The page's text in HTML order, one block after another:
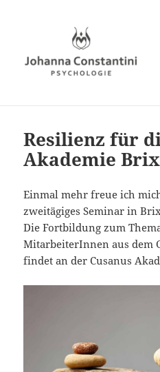
Resilienz für
Akademie
Einmal mehr freue ich
zweitägiges Seminar in
Die Fortbildung zum
MitarbeiterInnen aus dem
findet an der Cusanus